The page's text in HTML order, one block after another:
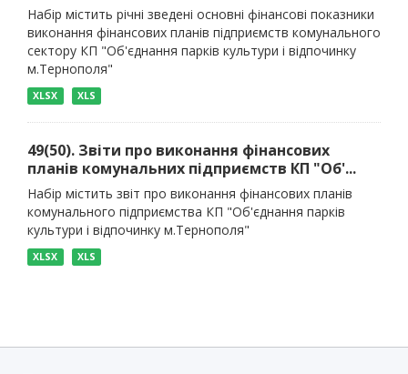
Набір містить річні зведені основні фінансові показники
виконання фінансових планів підприємств комунального
сектору КП "Об'єднання парків культури і відпочинку
м.Тернополя"
XLSX XLS
49(50). Звіти про виконання фінансових
планів комунальних підприємств КП "Об'...
Набір містить звіт про виконання фінансових планів
комунального підприємства КП "Об'єднання парків
культури і відпочинку м.Тернополя"
XLSX XLS